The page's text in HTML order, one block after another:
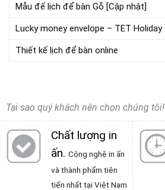
Mẫu đế lịch để bàn Gỗ [Cập nhật]
Lucky money envelope – TET Holiday
Thiết kế lịch để bàn online
Tại sao quý khách nên chọn chúng tôi!
Chất lượng in
ấn. Công nghệ in ấn
và thành phẩm tiên
tiến nhất tại Việt Nam